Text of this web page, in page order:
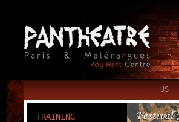
US
TRAINING